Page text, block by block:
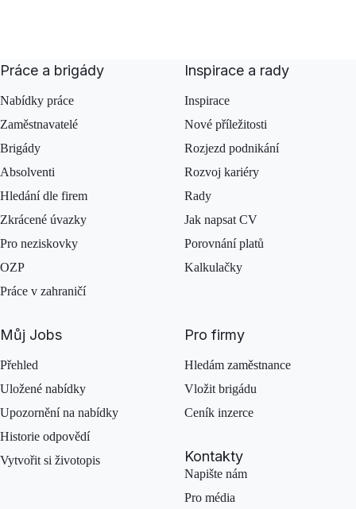
Práce a brigády
Nabídky práce
Zaměstnavatelé
Brigády
Absolventi
Hledání dle firem
Zkrácené úvazky
Pro neziskovky
OZP
Práce v zahraničí
Inspirace a rady
Inspirace
Nové příležitosti
Rozjezd podnikání
Rozvoj kariéry
Rady
Jak napsat CV
Porovnání platů
Kalkulačky
Můj Jobs
Přehled
Uložené nabídky
Upozornění na nabídky
Historie odpovědí
Vytvořit si životopis
Pro firmy
Hledám zaměstnance
Vložit brigádu
Ceník inzerce
Kontakty
Napište nám
Pro média